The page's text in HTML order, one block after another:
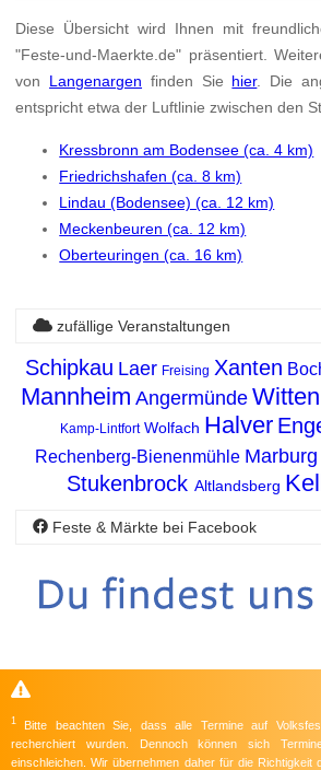
Diese Übersicht wird Ihnen mit
"Feste-und-Maerkte.de" präsentiert.
von Langenargen finden Sie hier. Die
entspricht etwa der Luftlinie zwischen den
Kressbronn am Bodensee (ca. 4 km)
Friedrichshafen (ca. 8 km)
Lindau (Bodensee) (ca. 12 km)
Meckenbeuren (ca. 12 km)
Oberteuringen (ca. 16 km)
zufällige Veranstaltungen
Schipkau Laer Freising Xanten
Mannheim Angermünde Witten
Kamp-Lintfort Wolfach Halver
Rechenberg-Bienenmühle Marburg
StukenbrockAltlandsberg
Feste & Märkte bei Facebook
1 Bitte beachten Sie, dass alle Termine auf
recherchiert wurden. Dennoch können sich
einschleichen. Wir übernehmen daher für die Richtigkeit